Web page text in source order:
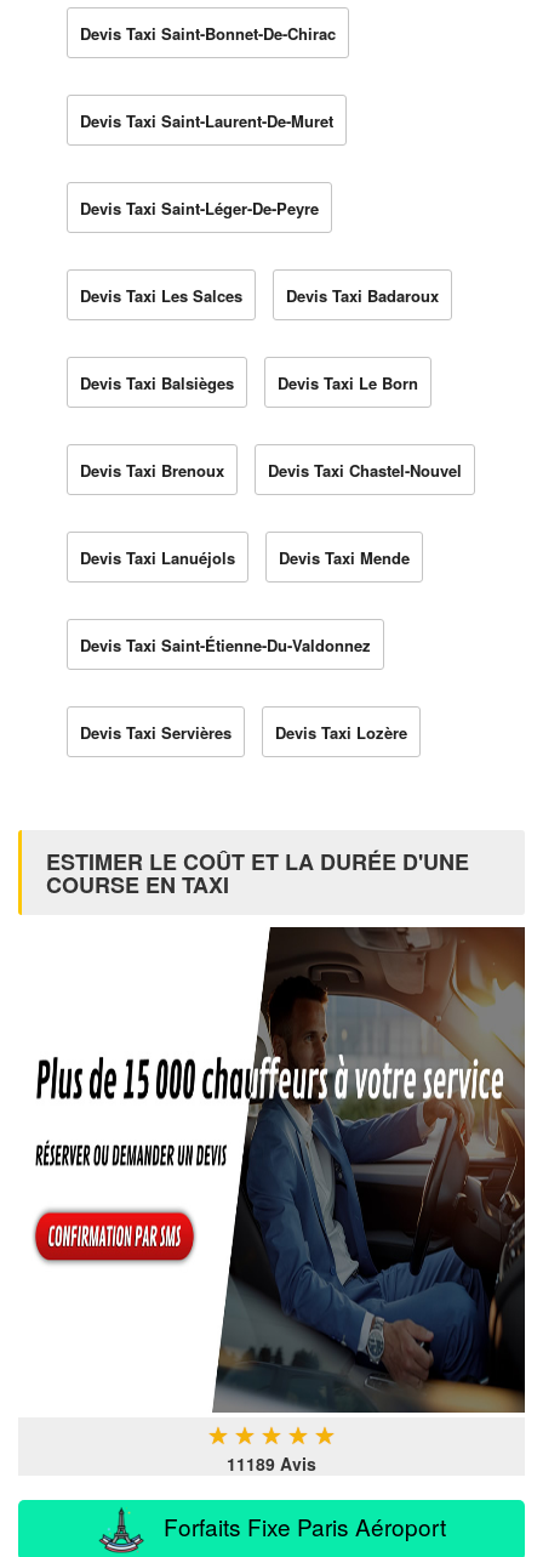
Devis Taxi Saint-Bonnet-De-Chirac
Devis Taxi Saint-Laurent-De-Muret
Devis Taxi Saint-Léger-De-Peyre
Devis Taxi Les Salces Devis Taxi Badaroux
Devis Taxi Balsièges Devis Taxi Le Born
Devis Taxi Brenoux Devis Taxi Chastel-Nouvel
Devis Taxi Lanuéjols Devis Taxi Mende
Devis Taxi Saint-Étienne-Du-Valdonnez
Devis Taxi Servières Devis Taxi Lozère
ESTIMER LE COÛT ET LA DURÉE D'UNE
COURSE EN TAXI
★ ★ ★ ★ ★
11189 Avis
Forfaits Fixe Paris Aéroport